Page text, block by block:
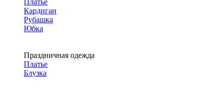
Платье
Кардиган
Рубашка
Юбка
Праздничная одежда
Платье
Блузка